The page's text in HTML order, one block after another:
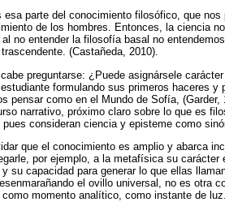
esa parte del conocimiento filosófico, que
de los hombres. Entonces, la ciencia
no entender la filosofía basal no
(Castañeda, 2010).
preguntarse: ¿Puede asignársele
formulando sus primeros haceres
pensar como en el Mundo de Sofía,
narrativo, próximo claro sobre lo que es
consideran ciencia y episteme como
que el conocimiento es amplio y abarca
por ejemplo, a la metafísica su
su capacidad para generar lo que ellas
el ovillo universal, no es otra
momento analítico, como instante de luz.